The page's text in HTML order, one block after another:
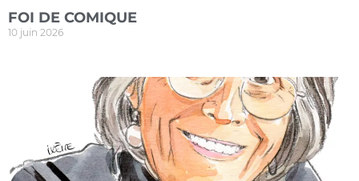
FOI DE COMIQUE
10 juin 2026